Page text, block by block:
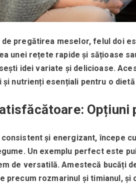
de pregătirea meselor, felul doi
unei rețete rapide și sățioase
idei variate și delicioase.
și nutrienți esențiali pentru o
Opțiuni
consistent și energizant, începe
Un exemplu perfect este
de versatilă. Amestecă bucăți
precum rozmarinul și timianul,